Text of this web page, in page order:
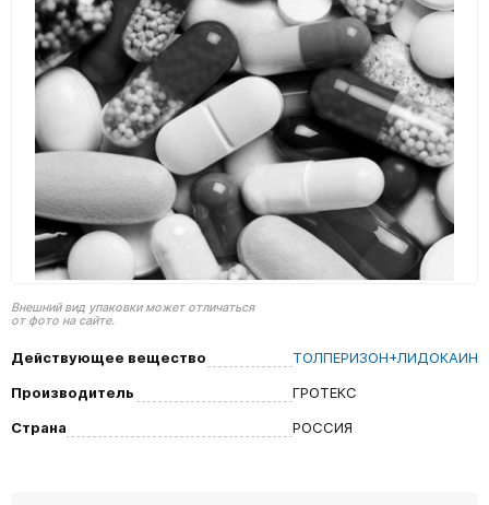
Внешний вид упаковки может отличаться
от фото на сайте.
Действующее вещество
ТОЛПЕРИЗОН+ЛИДОКАИН
Производитель
ГРОТЕКС
Страна
РОССИЯ